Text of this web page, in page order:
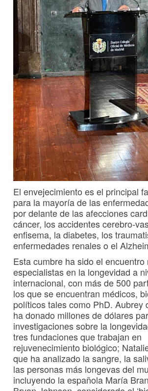
El envejecimiento es el principal
para la mayoría de las
por delante de las afecciones
cáncer, los accidentes cerebro-
enfisema, la diabetes, los
enfermedades renales o el
Esta cumbre ha sido el
especialistas en la longevidad a
internacional, con más de 500
los que se encuentran médicos,
políticos tales como PhD. Aubrey
ha donado millones de dólares
investigaciones sobre la
tres fundaciones que trabajan en
rejuvenecimiento biológico;
que ha analizado la sangre, la
las personas más longevas del
incluyendo la española María